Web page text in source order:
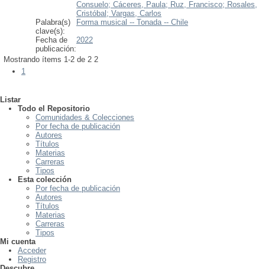
Consuelo; Cáceres, Paula; Ruz, Francisco; Rosales,
Cristóbal; Vargas, Carlos
Palabra(s)
clave(s):
Forma musical -- Tonada -- Chile
Fecha de
publicación:
2022
Mostrando ítems 1-2 de 2 2
1
Listar
Todo el Repositorio
Comunidades & Colecciones
Por fecha de publicación
Autores
Títulos
Materias
Carreras
Tipos
Esta colección
Por fecha de publicación
Autores
Títulos
Materias
Carreras
Tipos
Mi cuenta
Acceder
Registro